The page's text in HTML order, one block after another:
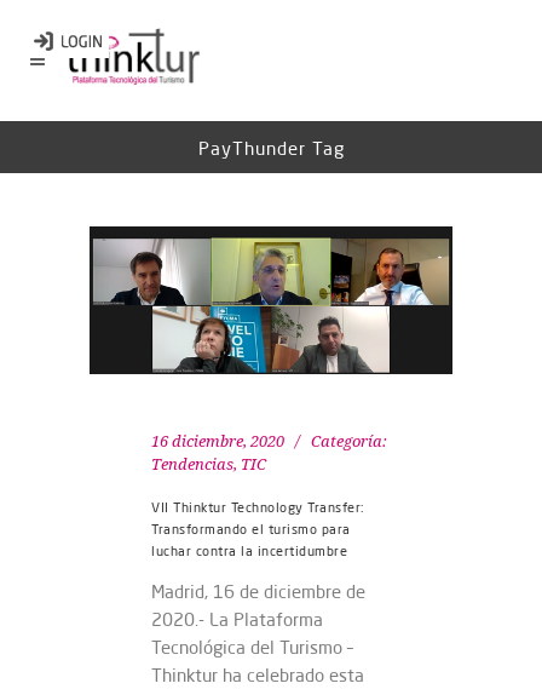
PayThunder Tag
16 diciembre, 2020
Categoría:
Tendencias, TIC
VII Thinktur Technology Transfer:
Transformando el turismo para
luchar contra la incertidumbre
Madrid, 16 de diciembre de
2020.- La Plataforma
Tecnológica del Turismo –
Thinktur ha celebrado esta